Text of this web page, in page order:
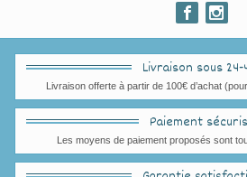
Livraison sous 24-
Livraison offerte à partir de 100€ d’achat
Paiement
Les moyens de paiement proposés sont